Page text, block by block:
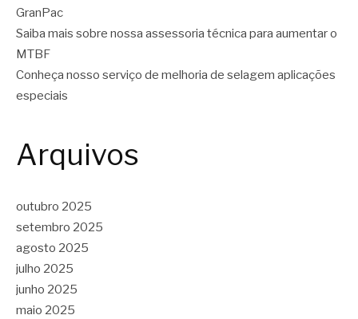
GranPac
Saiba mais sobre nossa assessoria técnica para aumentar o
MTBF
Conheça nosso serviço de melhoria de selagem aplicações
especiais
Arquivos
outubro 2025
setembro 2025
agosto 2025
julho 2025
junho 2025
maio 2025